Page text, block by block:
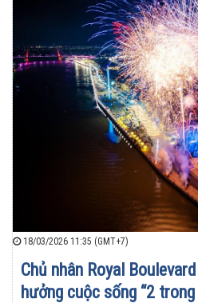
18/03/2026 11:35 (GMT+7)
Chủ nhân Royal
hưởng cuộc sống “2